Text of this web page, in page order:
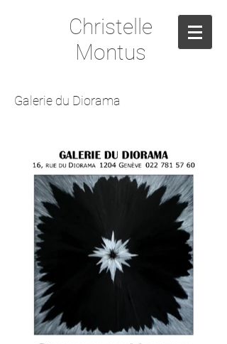
Christelle
Montus
Galerie du Diorama